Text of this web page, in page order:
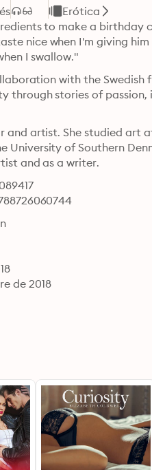
Erótica
to make a birthday
nice when I'm giving
I swallow."
with the
through stories of
and artist. She studied art
of Southern
and as a writer.
de 2018